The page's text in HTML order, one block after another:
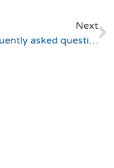
Next
Frequently asked questions about ServiceNow IAM application